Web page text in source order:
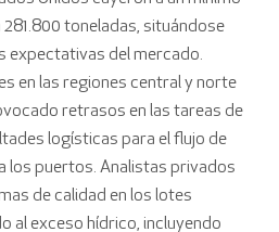
281.800 toneladas, situándose
expectativas del mercado.
en las regiones central y norte
retrasos en las tareas de
logísticas para el flujo de
los puertos. Analistas privados
de calidad en los lotes
al exceso hídrico, incluyendo